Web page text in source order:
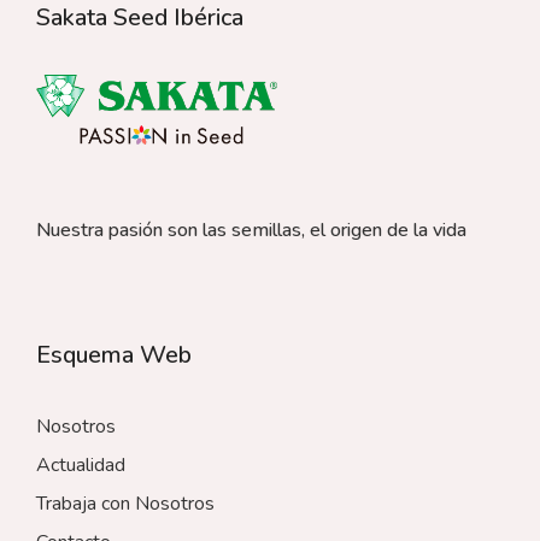
Sakata Seed Ibérica
Nuestra pasión son las semillas, el origen de la vida
Esquema Web
Nosotros
Actualidad
Trabaja con Nosotros